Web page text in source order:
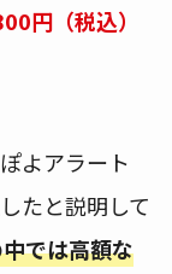
円（税込）
よアラート
たと説明して
では高額な